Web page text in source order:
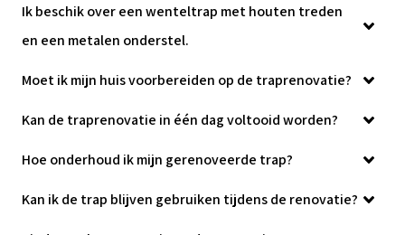
Ik beschik over een wenteltrap met houten treden
en een metalen onderstel.
Moet ik mijn huis voorbereiden op de traprenovatie?
Kan de traprenovatie in één dag voltooid worden?
Hoe onderhoud ik mijn gerenoveerde trap?
Kan ik de trap blijven gebruiken tijdens de renovatie?